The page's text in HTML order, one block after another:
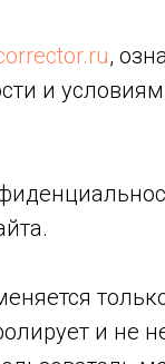
,
и
и не